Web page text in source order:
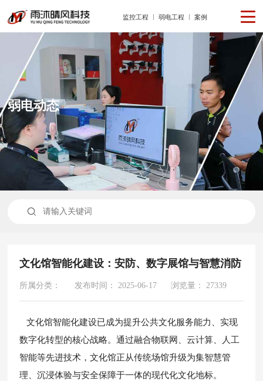
监控工程 弱电工程 案例
弱电动态

文化馆智能化建设：安防、数字展馆与智慧消防
所属分类： 发布时间： 2025-06-17 浏览量： 27339
文化馆智能化建设已成为提升公共文化服务能力、实现
数字化转型的核心战略。通过融合物联网、云计算、人工
智能等先进技术，文化馆正从传统场馆升级为集智慧管
理、沉浸体验与安全保障于一体的现代化文化地标。